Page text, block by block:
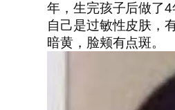
年，生完孩子后做了4
自己是过敏性皮肤，
暗黄，脸颊有点斑。